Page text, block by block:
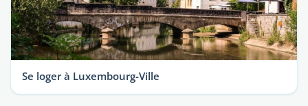
Se loger à Luxembourg-Ville